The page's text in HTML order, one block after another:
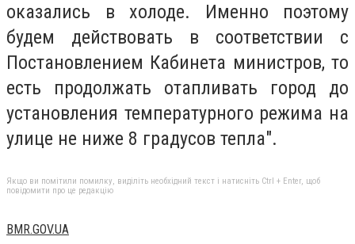
оказались в холоде. Именно поэтому
будем действовать в соответствии с
Постановлением Кабинета министров, то
есть продолжать отапливать город до
установления температурного режима на
улице не ниже 8 градусов тепла".
Якщо ви помітили помилку, виділіть необхідний текст і натисніть Ctrl + Enter, щоб
повідомити про це редакцію
BMR.GOV.UA